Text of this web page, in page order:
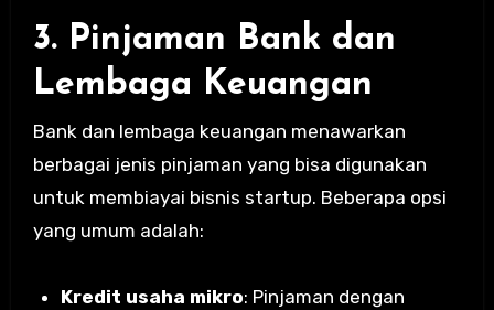
3. Pinjaman Bank dan
Lembaga Keuangan
Bank dan lembaga keuangan menawarkan
berbagai jenis pinjaman yang bisa digunakan
untuk membiayai bisnis startup. Beberapa opsi
yang umum adalah:
Kredit usaha mikro: Pinjaman dengan